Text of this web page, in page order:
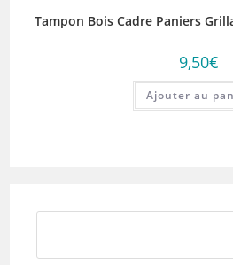
Tampon Bois Cadre Paniers
9,50€
Ajouter au